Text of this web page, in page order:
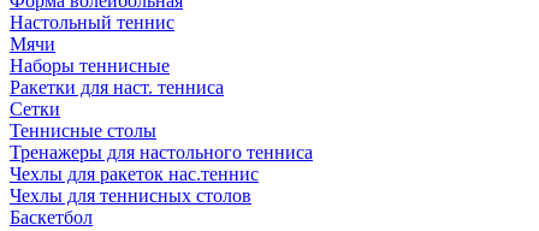
Настольный теннис
Мячи
Наборы теннисные
Ракетки для наст. тенниса
Сетки
Теннисные столы
Тренажеры для настольного тенниса
Чехлы для ракеток нас.теннис
Чехлы для теннисных столов
Баскетбол